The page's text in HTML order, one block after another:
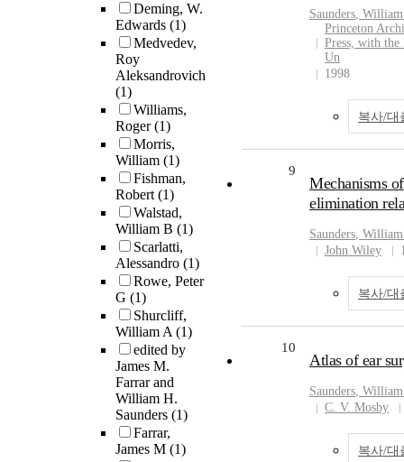
Deming, W.
Edwards (1)
Medvedev,
Roy
Aleksandrovich
(1)
Williams,
Roger(1)
Morris,
William (1)
Fishman,
Robert(1)
Walstad,
William B (1)
Scarlatti,
Alessandro (1)
Rowe, Peter
G (1)
Shurcliff,
William A(1)
edited by
James M.
Farrar and
William H.
Saunders (1)
Farrar,
James M (1)
Saunders, William
Princeton
Press, with the
Un
1998
복사/대
9
Mechanisms of
elimination
Saunders, William
John Wiley
복사/대
10
Atlas of ear
Saunders, William
C. V. Mosby
복사/대